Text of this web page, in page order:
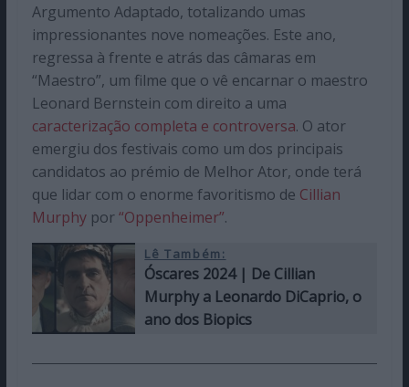
Argumento Adaptado, totalizando umas
impressionantes nove nomeações. Este ano,
regressa à frente e atrás das câmaras em
“Maestro”, um filme que o vê encarnar o maestro
Leonard Bernstein com direito a uma
caracterização completa e controversa. O ator
emergiu dos festivais como um dos principais
candidatos ao prémio de Melhor Ator, onde terá
que lidar com o enorme favoritismo de Cillian
Murphypor“Oppenheimer”.
Lê Também:
Óscares 2024 | De Cillian
Murphy a Leonardo DiCaprio, o
ano dos Biopics